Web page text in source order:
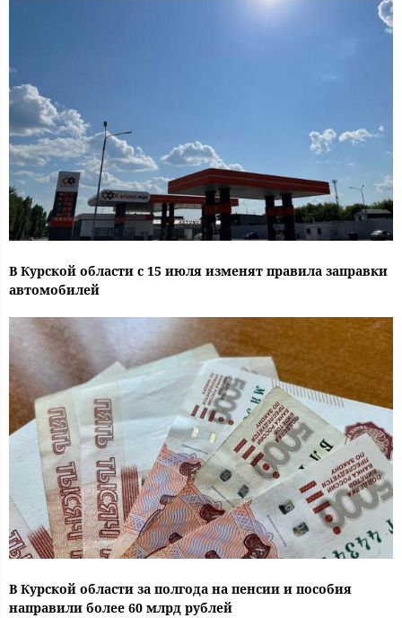
В Курской области с 15 июля изменят правила заправки
автомобилей
В Курской области за полгода на пенсии и пособия
направили более 60 млрд рублей